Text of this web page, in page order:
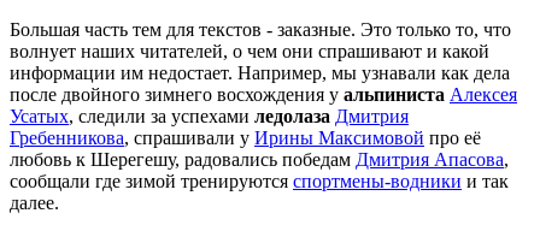
Большая часть тем для текстов - заказные. Это только то, что
волнует наших читателей, о чем они спрашивают и какой
информации им недостает. Например, мы узнавали как дела
после двойного зимнего восхождения у альпиниста Алексея
Усатых, следили за успехами ледолаза Дмитрия
Гребенникова, спрашивали у Ирины Максимовой про её
любовь к Шерегешу, радовались победам Дмитрия Апасова,
сообщали где зимой тренируются спортмены-водники и так
далее.